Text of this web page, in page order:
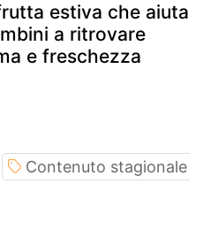
estiva che aiuta
a ritrovare
e freschezza
Contenuto stagionale